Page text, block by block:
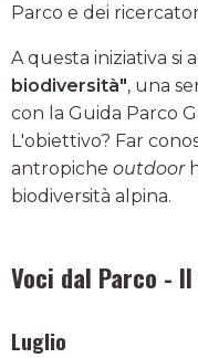
Parco e dei
A questa iniziativa si
biodiversità", una
con la Guida Parco
L'obiettivo? Far
antropiche outdoor
biodiversità alpina.
Voci dal Parco -
Luglio